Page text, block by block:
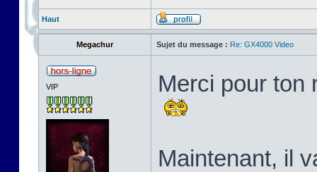
Haut
Megachur Sujet du message : Re: GX4000 Video
VIP Merci pour ton
Maintenant, il